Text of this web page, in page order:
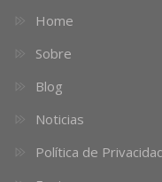
Home
Sobre
Blog
Noticias
Política de